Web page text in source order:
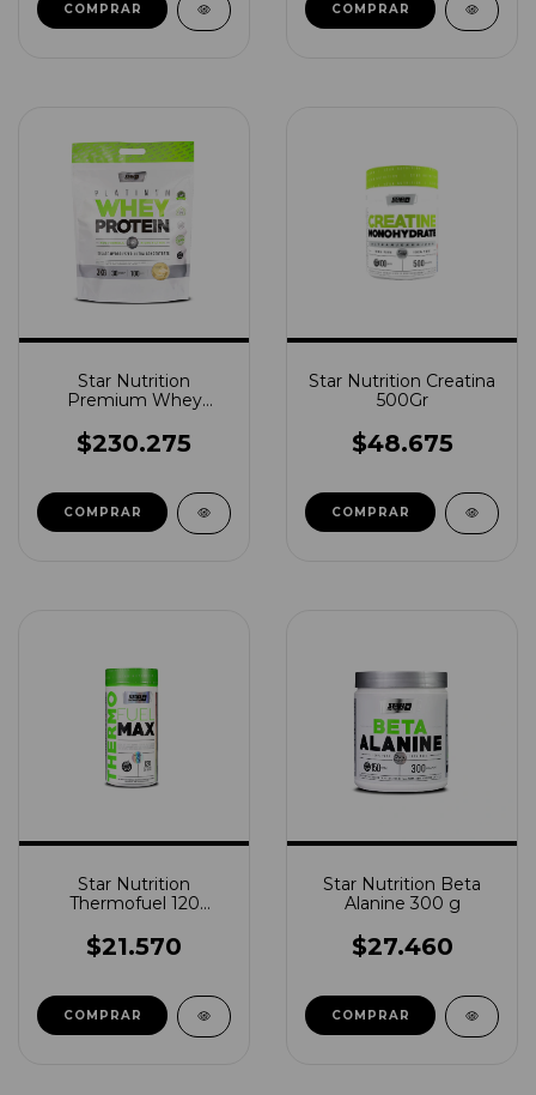
COMPRAR
Star Nutrition
Premium Whey
$230.275
COMPRAR
Star Nutrition Creatina
500Gr
$48.675
Star Nutrition
Thermofuel 120
$21.570
Star Nutrition Beta
Alanine 300 g
$27.460
COMPRAR